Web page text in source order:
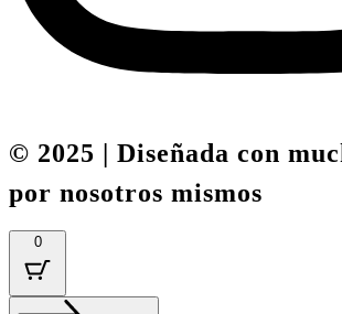
© 2025 | Diseñada con
por nosotros mismos
0